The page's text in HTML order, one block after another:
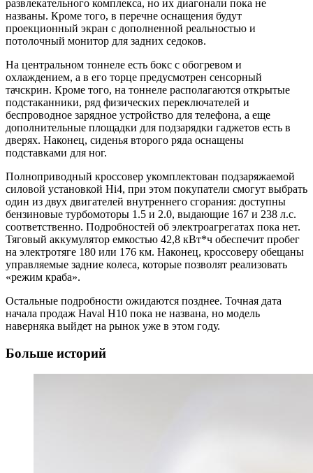
развлекательного комплекса, но их диагонали пока не
названы. Кроме того, в перечне оснащения будут
проекционный экран с дополненной реальностью и
потолочный монитор для задних седоков.
На центральном тоннеле есть бокс с обогревом и
охлаждением, а в его торце предусмотрен сенсорный
тачскрин. Кроме того, на тоннеле располагаются открытые
подстаканники, ряд физических переключателей и
беспроводное зарядное устройство для телефона, а еще
дополнительные площадки для подзарядки гаджетов есть в
дверях. Наконец, сиденья второго ряда оснащены
подставками для ног.
Полноприводный кроссовер укомплектован подзаряжаемой
силовой установкой Hi4, при этом покупатели смогут выбрать
один из двух двигателей внутреннего сгорания: доступны
бензиновые турбомоторы 1.5 и 2.0, выдающие 167 и 238 л.с.
соответственно. Подробностей об электроагрегатах пока нет.
Тяговый аккумулятор емкостью 42,8 кВт*ч обеспечит пробег
на электротяге 180 или 176 км. Наконец, кроссоверу обещаны
управляемые задние колеса, которые позволят реализовать
«режим краба».
Остальные подробности ожидаются позднее. Точная дата
начала продаж Haval H10 пока не названа, но модель
наверняка выйдет на рынок уже в этом году.
Больше историй